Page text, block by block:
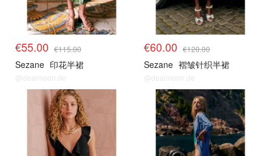
€55.00 €115.00
Sezane 印花半裙
@dealmoon.de
€60.00 €120.00
Sezane 褶皱针织半裙
@dealmoon.de